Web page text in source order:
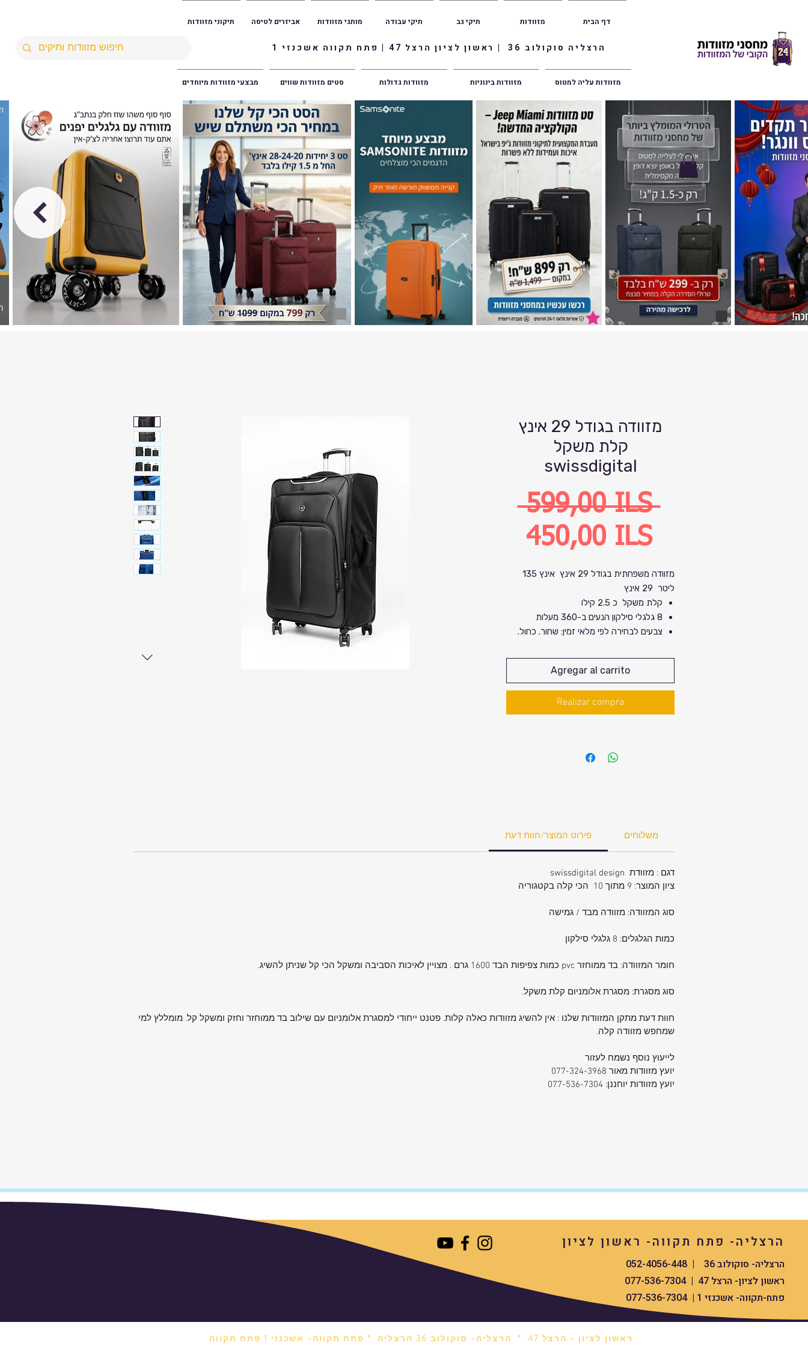
הרצליה סוקולוב 36 | ראשון לציון הרצל 47 | פתח תקווה אשכנזי 1
תיקוני מזוודות אביזרים לטיסה מותגי מזוודות תיקי עבודה תיקי גב מזוודות דף הבית
מבצעי מזוודות מיוחדים סטים מזוודות שווים מזוודות גדולות מזוודות בינוניות מזוודות עליה למטוס
מזוודה בגודל 29 אינץ
קלת משקל
swissdigital
599,00 ILS Precio
450,00 ILSPrecio
de
oferta
מזוודה משפחתית בגודל 29 אינץ אינץ 135
ליטר 29 אינץ
קלת משקל כ 2.5 קילו
8 גלגלי סילקון הנעים ב-360 מעלות
צבעים לבחירה לפי מלאי זמין: שחור. כחול.
מידות: גובה 80 ס"מ, רוחב 50 ס"מ, עומק
מותג מקורי swissdigital design עם
מספר רשום בישראל ואחריות .
Agregar al carrito
Realizar compra
פירוט המוצר/חוות דעת משלוחים
דגם : מזוודת swissdigital design
ציון המוצר: 9 מתוך 10 הכי קלה בקטגוריה
סוג המזוודה: מזוודה מבד / גמישה
כמות הגלגלים: 8 גלגלי סילקון
חומר המזוודה: בד ממוחזר pvc כמות צפיפות הבד 1600 גרם . מצויין לאיכות הסביבה ומשקל הכי קל שניתן להשיג.
סוג מסגרת: מסגרת אלומניום קלת משקל.
חוות דעת מתקן המזוודות שלנו : אין להשיג מזוודות כאלה קלות. פטנט ייחודי למסגרת אלומניום עם שילוב בד ממוחזר וחזק ומשקל קל. מומללץ למי
שמחפש מזוודה קלה.
לייעוץ נוסף נשמח לעזור
יועץ מזוודות מאור 077-324-3968
יועץ מזוודות יוחננן: 077-536-7304
הרצליה- פתח תקווה- ראשון לציון
הרצליה- סוקולוב 36 | 052-4056-448
ראשון לציון- הרצל 47 | 077-536-7304
פתח-תקווה- אשכנזי 1 | 077-536-7304
ראשון לציון - הרצל 47 * הרצליה- סוקולוב 36 הרצליה * פתח תקווה- אשכנזי 1 פתח תקווה